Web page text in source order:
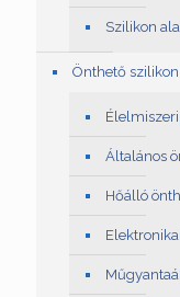
Szilikon
Önthető
Általános
Hőálló